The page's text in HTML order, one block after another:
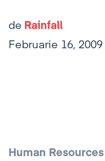
de Rainfall
Februarie 16, 2009
Human Resources